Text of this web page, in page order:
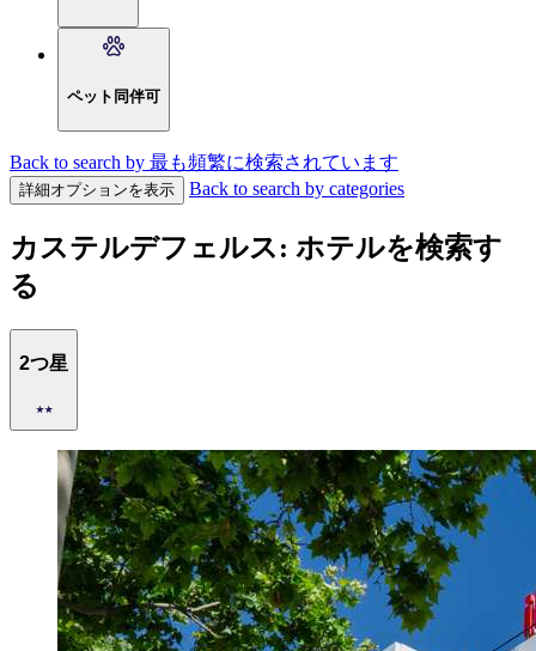
ペット同伴可
Back to search by 最も頻繁に検索されています
詳細オプションを表示 Back to search by categories
カステルデフェルス: ホテルを検索す
る
2つ星